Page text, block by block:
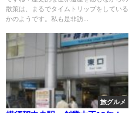
散策は、まるでタイムトリップをしている
かのようです。私も是非訪...
旅グルメ